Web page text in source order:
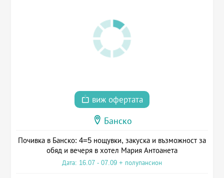
виж офертата
Банско
Почивка в Банско: 4=5 нощувки, закуска и възможност за
обяд и вечеря в хотел Мария Антоанета
Дата: 16.07 - 07.09 + полупансион